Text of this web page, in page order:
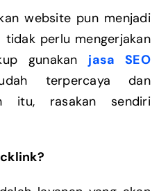
website pun menjadi
perlu mengerjakan
gunakan jasa SEO
terpercaya dan
itu, rasakan sendiri